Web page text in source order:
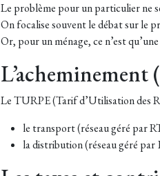
Le problème pour un particulier ne
On focalise souvent le débat sur le
Or, pour un ménage, ce n’est
Le TURPE (Tarif d’Utilisation des
le transport (réseau géré par
la distribution (réseau géré par